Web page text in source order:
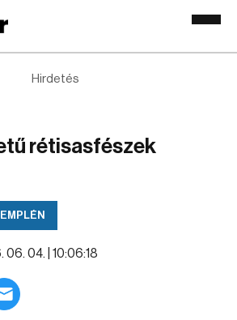
Hirdetés
rétisasfészek
06. 04. | 10:06:18